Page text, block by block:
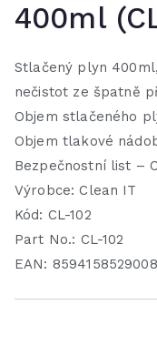
400ml
Stlačený plyn
nečistot ze špatně
Objem stlačeného
Objem tlakové
Bezpečnostní list –
Výrobce: Clean IT
Kód: CL-102
Part No.: CL-102
EAN: 8594158529008